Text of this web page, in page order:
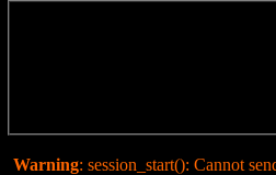
Warning: session_start(): Cannot